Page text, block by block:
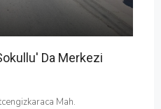
Da Merkezi
Mah.